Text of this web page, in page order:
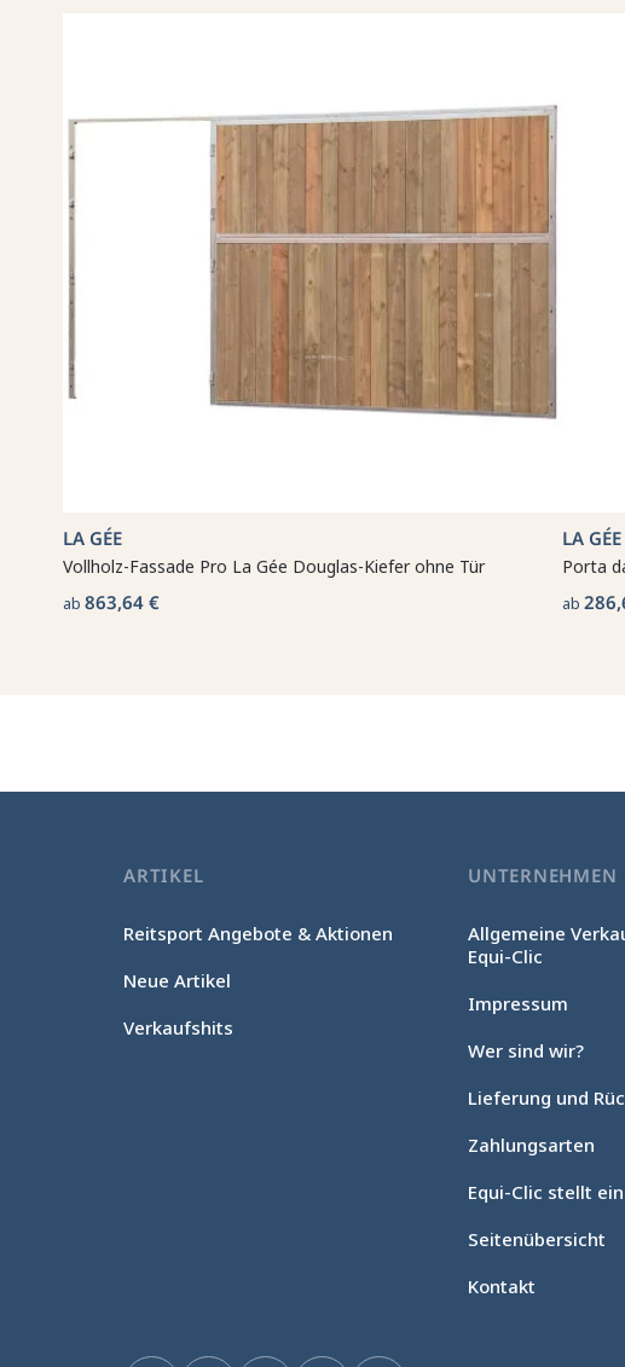
LA GÉE
Vollholz-Fassade Pro La Gée Douglas-Kiefer ohne Tür
ab863,64 €
LA GÉE
Porta
ab
ARTIKEL
Reitsport Angebote & Aktionen
Neue Artikel
Verkaufshits
UNTERNEHMEN
Allgemeine
Equi-Clic
Impressum
Wer sind wir?
Lieferung und
Zahlungsarten
Equi-Clic stellt ein
Seitenübersicht
Kontakt